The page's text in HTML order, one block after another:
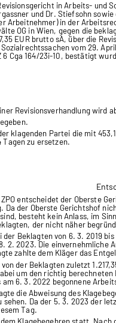
in Arbeits- und
und Dr. Stiefsohn
Arbeitnehmer) in der
OG in Wien, gegen die
EUR brutto sA, über die
vom 29.
6 Cga 164/23i-10, bestätigt
Revisionsverhandlung wird
klagenden Partei die mit
Tagen zu ersetzen.
der Oberste
Da der Oberste Gerichtshof
besteht kein Anlass, im
der nicht näher
von 6. 3. 2019 bis
2. 2023. Die einvernehmliche
zahlte dem Kläger das
der Beklagten zuletzt
um den richtig
6. 3. 2022 begonnene
die Abweisung des
Da der 5. 3. 2023 der
Tag.